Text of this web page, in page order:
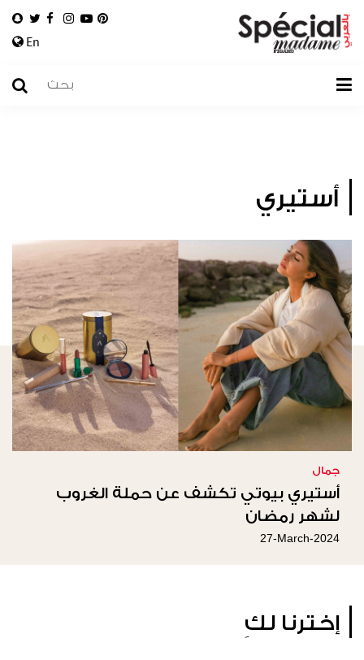
En
أستيري
جمال
أستيري بيوتي تكشف عن حملة الغروب
لشهر رمضان
27-March-2024
إخترنا لكِ